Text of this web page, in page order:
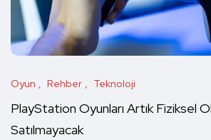
Oyun Rehber Teknoloji
PlayStation Oyunları Artık Fiziksel
Satılmayacak